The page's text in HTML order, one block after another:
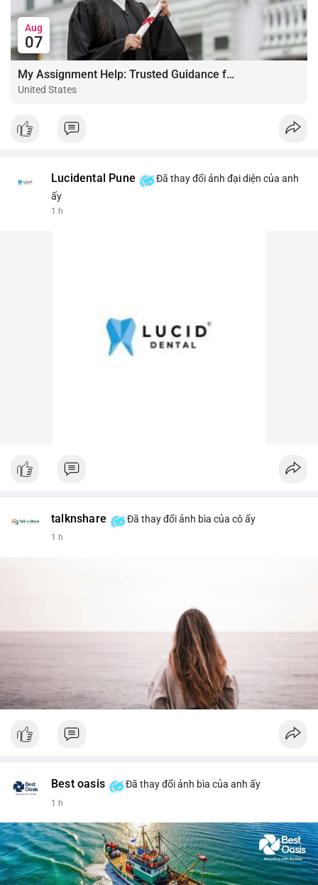
Aug
07
My Assignment Help: Trusted Guidance for Academic Excellence
United States
Lucidental Pune
Đã thay đổi ảnh đại diện của anh
ấy
1 h
talknshare Đã thay đổi ảnh bìa của cô ấy
1 h
Best oasis Đã thay đổi ảnh bìa của anh ấy
1 h